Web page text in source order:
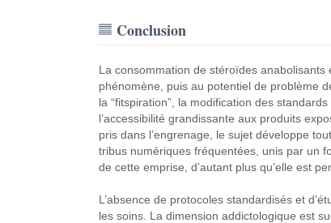
Conclusion
La consommation de stéroïdes
phénomène, puis au potentiel de problème
la “fitspiration”, la modification des
l’accessibilité grandissante aux produits
pris dans l’engrenage, le sujet développe
tribus numériques fréquentées, unis par un
de cette emprise, d’autant plus qu’elle est
L’absence de protocoles standardisés et
les soins. La dimension addictologique est